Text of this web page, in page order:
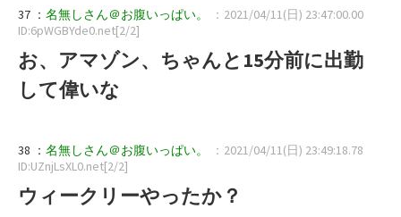
37 ： 名無しさん＠お腹いっぱい。
：2021/04/11(日) 23:47:00.00
ID:6pWGBYde0.net[2/2]
お、アマゾン、ちゃんと15分前に出勤
して偉いな
38 ： 名無しさん＠お腹いっぱい。
：2021/04/11(日) 23:49:18.78
ID:UZnjLsXL0.net[2/2]
ウィークリーやったか？